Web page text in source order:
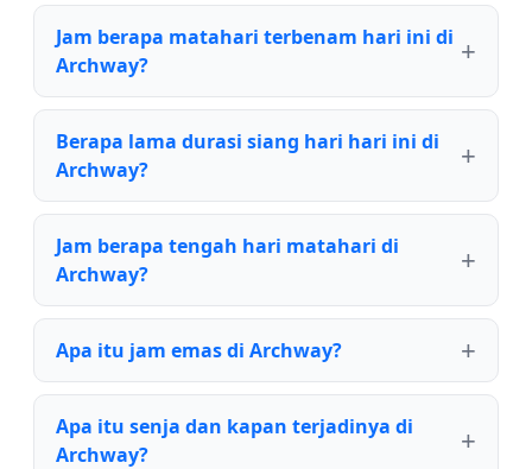
Jam berapa matahari terbenam hari ini di
Archway?
Berapa lama durasi siang hari hari ini di
Archway?
Jam berapa tengah hari matahari di
Archway?
Apa itu jam emas di Archway?
Apa itu senja dan kapan terjadinya di
Archway?